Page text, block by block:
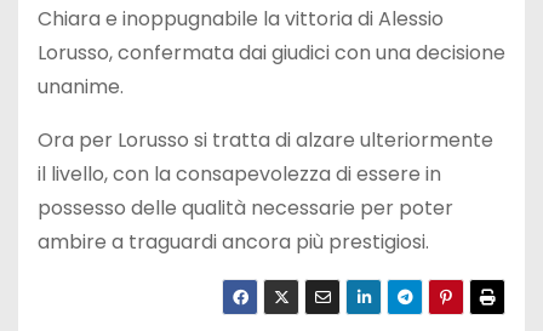
Chiara e inoppugnabile la vittoria di Alessio
Lorusso, confermata dai giudici con una decisione
unanime.
Ora per Lorusso si tratta di alzare ulteriormente
il livello, con la consapevolezza di essere in
possesso delle qualità necessarie per poter
ambire a traguardi ancora più prestigiosi.